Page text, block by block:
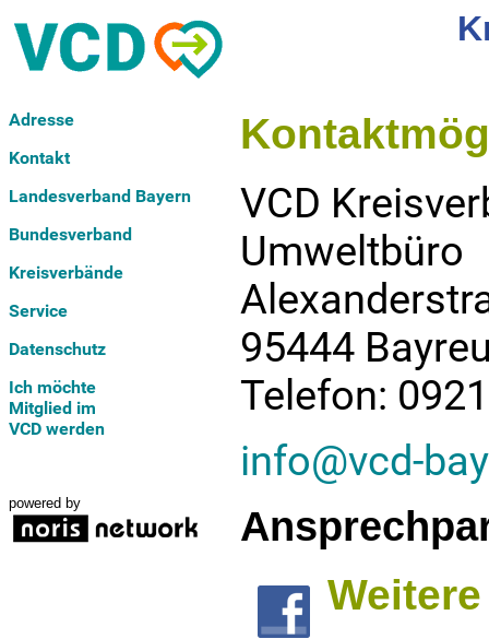
Adresse
Kontakt
Landesverband Bayern
Bundesverband
Kreisverbände
Service
Datenschutz
Ich möchte
Mitglied im
VCD werden
powered by
VCD
Umweltbüro
95444
Telefon:
info@vcd-